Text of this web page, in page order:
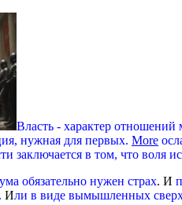
Власть - характер отношений
нужная для первых. More
заключается в том, что воля
обязательно нужен страх. И
Или в виде вымышленных